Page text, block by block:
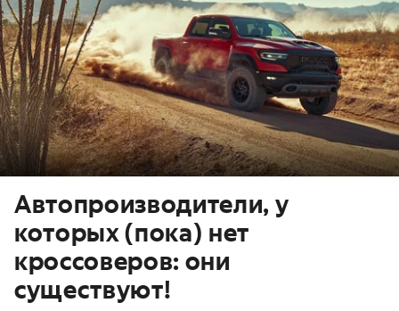
Автопроизводители, у
которых (пока) нет
кроссоверов: они
существуют!